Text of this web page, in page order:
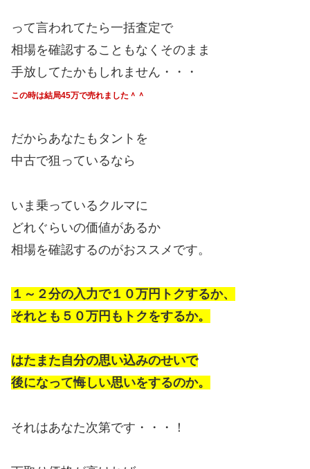
って言われてたら一括査定で
相場を確認することもなくそのまま
手放してたかもしれません・・・
この時は結局45万で売れました＾＾
だからあなたもタントを
中古で狙っているなら
いま乗っているクルマに
どれぐらいの価値があるか
相場を確認するのがおススメです。
１～２分の入力で１０万円トクするか、
それとも５０万円もトクをするか。
はたまた自分の思い込みのせいで
後になって悔しい思いをするのか。
それはあなた次第です・・・！